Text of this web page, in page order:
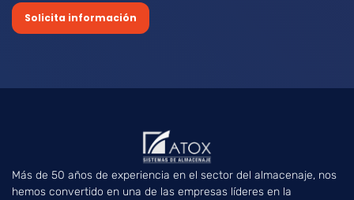
Solicita información
Más de 50 años de experiencia en el sector del almacenaje, nos
hemos convertido en una de las empresas líderes en la